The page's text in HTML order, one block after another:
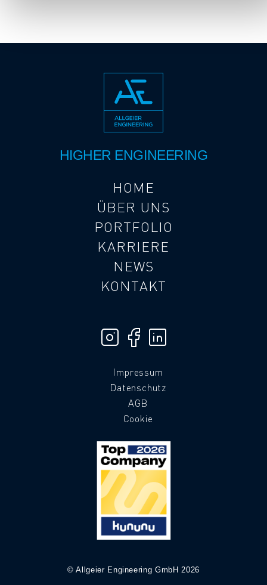
HIGHER ENGINEERING
HOME
ÜBER UNS
PORTFOLIO
KARRIERE
NEWS
KONTAKT
Impressum
Datenschutz
AGB
Cookie
© Allgeier Engineering GmbH 2026